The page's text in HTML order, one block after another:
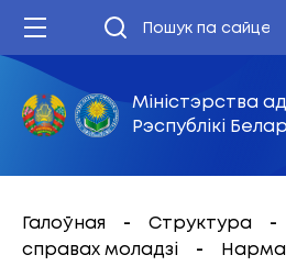
Міністэрства
Рэспублікі
Галоўная Структура
справах моладзі